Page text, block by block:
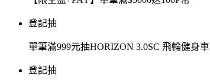
登記抽
單筆滿999元抽HORIZON 3.0SC 飛輪健身車
登記抽